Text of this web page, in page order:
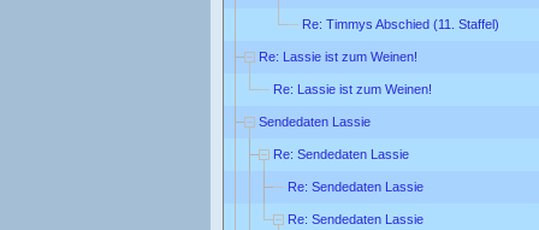
Re: Timmys Abschied (11. Staffel)
Re: Lassie ist zum Weinen!
Re: Lassie ist zum Weinen!
Sendedaten Lassie
Re: Sendedaten Lassie
Re: Sendedaten Lassie
Re: Sendedaten Lassie